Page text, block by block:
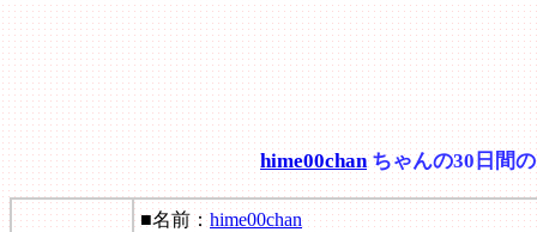
hime00chanちゃんの30日間
■名前：hime00chan